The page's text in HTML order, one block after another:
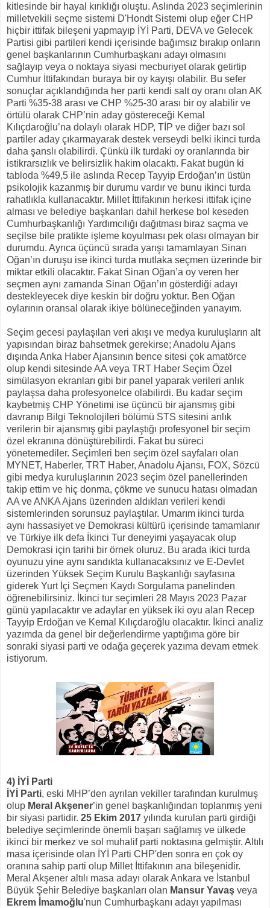
kitlesinde bir hayal kırıklığı oluştu. Aslında 2023 seçimlerinin
milletvekili seçme sistemi D'Hondt Sistemi olup eğer CHP
hiçbir ittifak bileşeni yapmayıp İYİ Parti, DEVA ve Gelecek
Partisi gibi partileri kendi içerisinde bağımsız bırakıp onların
genel başkanlarının Cumhurbaşkanı adayı olmasını
sağlayıp veya o noktaya siyasi mecburiyet olarak getirtip
Cumhur İttifakından buraya bir oy kayışı olabilir. Bu sefer
sonuçlar açıklandığında her parti kendi salt oy oranı olan AK
Parti %35-38 arası ve CHP %25-30 arası bir oy alabilir ve
örtülü olarak CHP’nin aday göstereceği Kemal
Kılıçdaroğlu’na dolaylı olarak HDP, TİP ve diğer bazı sol
partiler aday çıkarmayarak destek verseydi belki ikinci turda
daha şanslı olabilirdi. Çünkü ilk turdaki oy oranlarında bir
istikrarsızlık ve belirsizlik hakim olacaktı. Fakat bugün ki
tabloda %49,5 ile aslında Recep Tayyip Erdoğan’ın üstün
psikolojik kazanmış bir durumu vardır ve bunu ikinci turda
rahatlıkla kullanacaktır. Millet İttifakının herkesi ittifak içine
alması ve belediye başkanları dahil herkese bol keseden
Cumhurbaşkanlığı Yardımcılığı dağıtması biraz saçma ve
seçilse bile pratikte işleme koyulması pek olası olmayan bir
durumdu. Ayrıca üçüncü sırada yarışı tamamlayan Sinan
Oğan’ın duruşu ise ikinci turda mutlaka seçmen üzerinde bir
miktar etkili olacaktır. Fakat Sinan Oğan’a oy veren her
seçmen aynı zamanda Sinan Oğan’ın gösterdiği adayı
destekleyecek diye keskin bir doğru yoktur. Ben Oğan
oylarının oransal olarak ikiye bölüneceğinden yanayım.
Seçim gecesi paylaşılan veri akışı ve medya kuruluşların alt
yapısından biraz bahsetmek gerekirse; Anadolu Ajans
dışında Anka Haber Ajansının bence sitesi çok amatörce
olup kendi sitesinde AA veya TRT Haber Seçim Özel
simülasyon ekranları gibi bir panel yaparak verileri anlık
paylaşsa daha profesyonelce olabilirdi. Bu kadar seçim
kaybetmiş CHP Yönetimi ise üçüncü bir ajansmış gibi
davranıp Bilgi Teknolojileri bölümü STS sitesini anlık
verilerin bir ajansmış gibi paylaştığı profesyonel bir seçim
özel ekranına dönüştürebilirdi. Fakat bu süreci
yönetemediler. Seçimleri ben seçim özel sayfaları olan
MYNET, Haberler, TRT Haber, Anadolu Ajansı, FOX, Sözcü
gibi medya kuruluşlarının 2023 seçim özel panellerinden
takip ettim ve hiç donma, çökme ve sunucu hatası olmadan
AA ve ANKA Ajans üzerinden aldıkları verileri kendi
sistemlerinden sorunsuz paylaştılar. Umarım ikinci turda
aynı hassasiyet ve Demokrasi kültürü içerisinde tamamlanır
ve Türkiye ilk defa İkinci Tur deneyimi yaşayacak olup
Demokrasi için tarihi bir örnek oluruz. Bu arada ikici turda
oyunuzu yine aynı sandıkta kullanacaksınız ve E-Devlet
üzerinden Yüksek Seçim Kurulu Başkanlığı sayfasına
giderek Yurt İçi Seçmen Kaydı Sorgulama panelinden
öğrenebilirsiniz. İkinci tur seçimleri 28 Mayıs 2023 Pazar
günü yapılacaktır ve adaylar en yüksek iki oyu alan Recep
Tayyip Erdoğan ve Kemal Kılıçdaroğlu olacaktır. İkinci analiz
yazımda da genel bir değerlendirme yaptığıma göre bir
sonraki siyasi parti ve odağa geçerek yazıma devam etmek
istiyorum.
4) İYİ Parti
İYİ Parti, eski MHP’den ayrılan vekiller tarafından kurulmuş
olup Meral Akşener’in genel başkanlığından toplanmış yeni
bir siyasi partidir. 25 Ekim 2017 yılında kurulan parti girdiği
belediye seçimlerinde önemli başarı sağlamış ve ülkede
ikinci bir merkez ve sol muhalif parti noktasına gelmiştir. Altılı
masa içerisinde olan İYİ Parti CHP'den sonra en çok oy
oranına sahip parti olup Millet İttifakının ana bileşenidir.
Meral Akşener altılı masa adayı olarak Ankara ve İstanbul
Büyük Şehir Belediye başkanları olan Mansur Yavaş veya
Ekrem İmamoğlu'nun Cumhurbaşkanı adayı yapılması